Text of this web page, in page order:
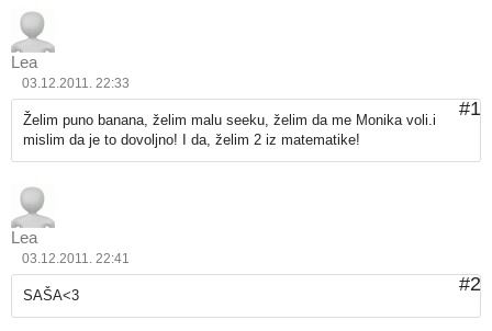
Lea
03.12.2011. 22:33
#1
Želim puno banana, želim malu seeku, želim da me Monika voli.i
mislim da je to dovoljno! I da, želim 2 iz matematike!
Lea
03.12.2011. 22:41
#2
SAŠA<3